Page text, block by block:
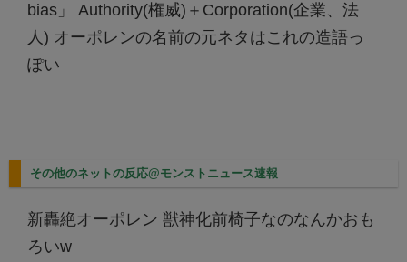
bias」 Authority(権威)＋Corporation(企業、法
人) オーポレンの名前の元ネタはこれの造語っ
ぽい
その他のネットの反応@モンストニュース速報
新轟絶オーポレン 獣神化前椅子なのなんかおも
ろいw